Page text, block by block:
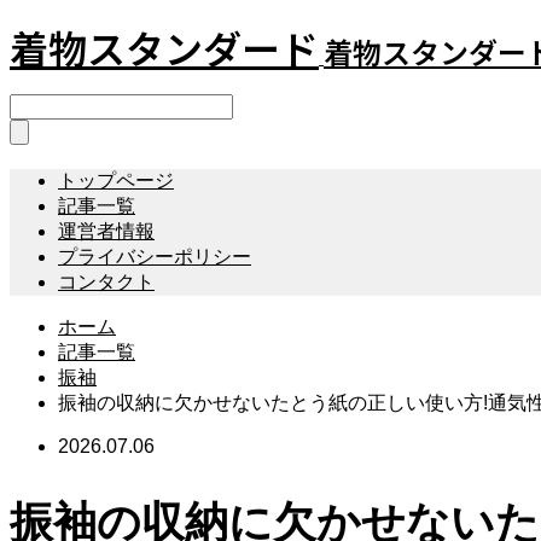
着物スタンダード 着物スタンダー
トップページ
記事一覧
運営者情報
プライバシーポリシー
コンタクト
ホーム
記事一覧
振袖
振袖の収納に欠かせないたとう紙の正しい使い方!通気
2026.07.06
振袖の収納に欠かせない